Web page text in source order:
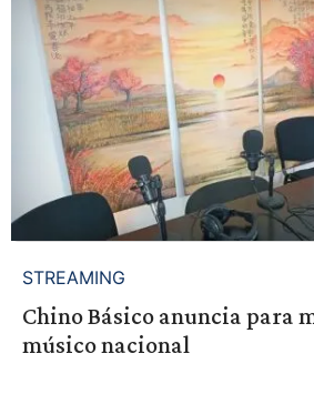
STREAMING
Chino Básico anuncia para
músico nacional